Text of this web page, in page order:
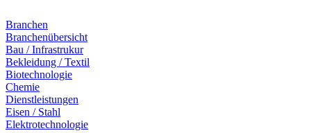
Branchen
Branchenübersicht
Bau / Infrastrukur
Bekleidung / Textil
Biotechnologie
Chemie
Dienstleistungen
Eisen / Stahl
Elektrotechnologie